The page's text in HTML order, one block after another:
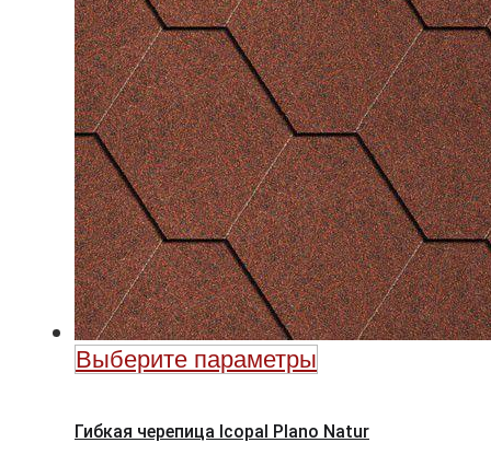
Выберите параметры
Гибкая черепица Icopal Plano Natur